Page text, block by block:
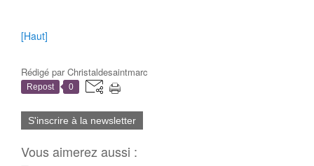
[Haut]
Rédigé parChristaldesaintmarc
Repost 0
S'inscrire à la newsletter
Vous aimerez aussi :